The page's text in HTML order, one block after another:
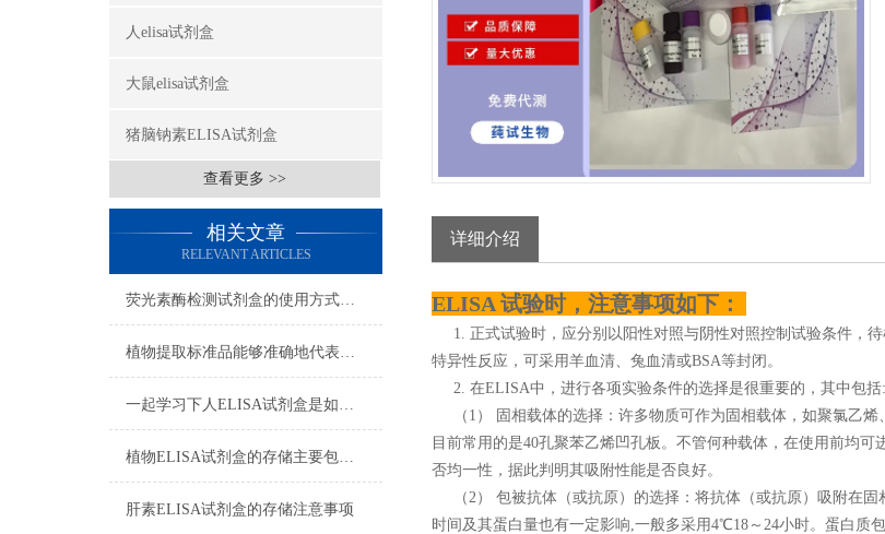
人elisa试剂盒
大鼠elisa试剂盒
猪脑钠素ELISA试剂盒
查看更多 >>
相关文章
RELEVANT ARTICLES
荧光素酶检测试剂盒的使用方式可别说不知道
植物提取标准品能够准确地代表植物中的某种特定成分
一起学习下人ELISA试剂盒是如何储存的
植物ELISA试剂盒的存储主要包括以下几个方面
肝素ELISA试剂盒的存储注意事项
详细介绍
ELISA 试验时，注意事项如下：
1. 正式试验时，应分别以阳性对照与阴性对照控制试验条件，
特异性反应，可采用羊血清、兔血清或BSA等封闭。
2. 在ELISA中，进行各项实验条件的选择是很重要的，其中包括:
（1） 固相载体的选择：许多物质可作为固相载体，如聚氯乙烯
目前常用的是40孔聚苯乙烯凹孔板。不管何种载体，在使用前均
否均一性，据此判明其吸附性能是否良好。
（2） 包被抗体（或抗原）的选择：将抗体（或抗原）吸附在固
时间及其蛋白量也有一定影响,一般多采用4℃18～24小时。蛋白质